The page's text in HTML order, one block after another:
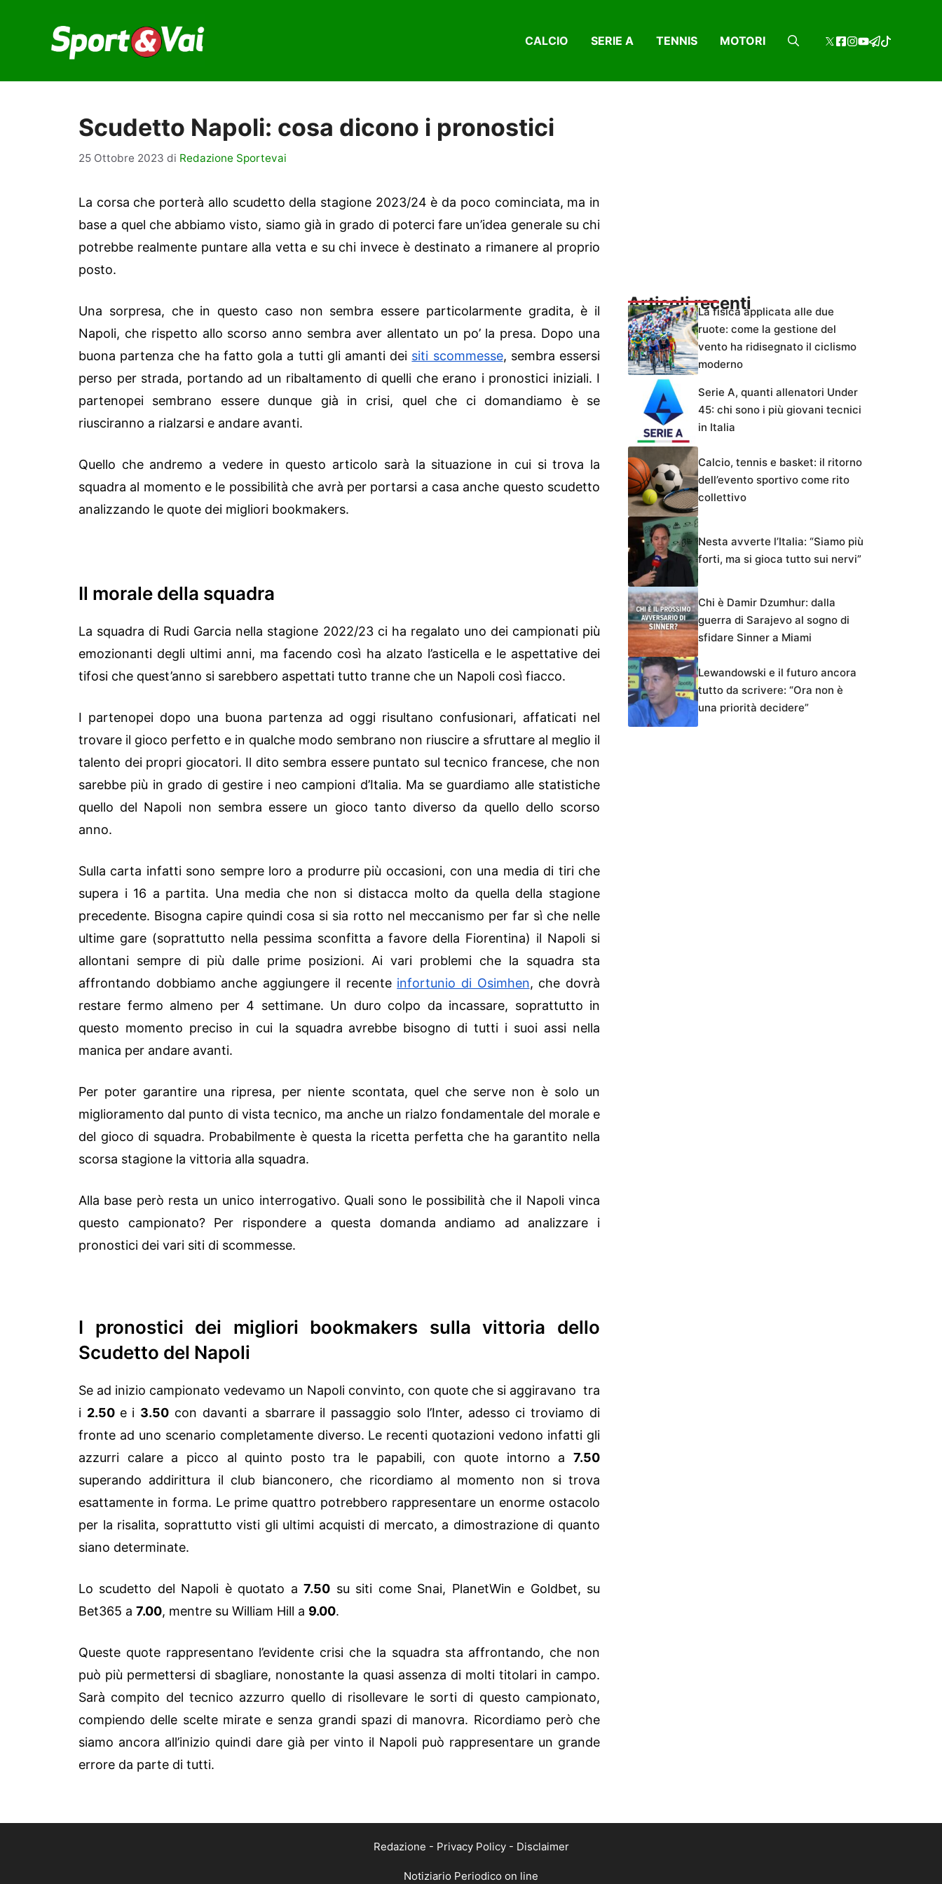
contenuto
CALCIO SERIE A TENNIS MOTORI
Scudetto Napoli: cosa dicono i pronostici
25 Ottobre 2023 di Redazione Sportevai
La corsa che porterà allo scudetto della stagione 2023/24 è da poco cominciata, ma in
base a quel che abbiamo visto, siamo già in grado di poterci fare un’idea generale su chi
potrebbe realmente puntare alla vetta e su chi invece è destinato a rimanere al proprio
posto.
Una sorpresa, che in questo caso non sembra essere particolarmente gradita, è il
Napoli, che rispetto allo scorso anno sembra aver allentato un po’ la presa. Dopo una
buona partenza che ha fatto gola a tutti gli amanti dei siti scommesse, sembra essersi
perso per strada, portando ad un ribaltamento di quelli che erano i pronostici iniziali. I
partenopei sembrano essere dunque già in crisi, quel che ci domandiamo è se
riusciranno a rialzarsi e andare avanti.
Quello che andremo a vedere in questo articolo sarà la situazione in cui si trova la
squadra al momento e le possibilità che avrà per portarsi a casa anche questo scudetto
analizzando le quote dei migliori bookmakers.
Il morale della squadra
La squadra di Rudi Garcia nella stagione 2022/23 ci ha regalato uno dei campionati più
emozionanti degli ultimi anni, ma facendo così ha alzato l’asticella e le aspettative dei
tifosi che quest’anno si sarebbero aspettati tutto tranne che un Napoli così fiacco.
I partenopei dopo una buona partenza ad oggi risultano confusionari, affaticati nel
trovare il gioco perfetto e in qualche modo sembrano non riuscire a sfruttare al meglio il
talento dei propri giocatori. Il dito sembra essere puntato sul tecnico francese, che non
sarebbe più in grado di gestire i neo campioni d’Italia. Ma se guardiamo alle statistiche
quello del Napoli non sembra essere un gioco tanto diverso da quello dello scorso
anno.
Sulla carta infatti sono sempre loro a produrre più occasioni, con una media di tiri che
supera i 16 a partita. Una media che non si distacca molto da quella della stagione
precedente. Bisogna capire quindi cosa si sia rotto nel meccanismo per far sì che nelle
ultime gare (soprattutto nella pessima sconfitta a favore della Fiorentina) il Napoli si
allontani sempre di più dalle prime posizioni. Ai vari problemi che la squadra sta
affrontando dobbiamo anche aggiungere il recente infortunio di Osimhen, che dovrà
restare fermo almeno per 4 settimane. Un duro colpo da incassare, soprattutto in
questo momento preciso in cui la squadra avrebbe bisogno di tutti i suoi assi nella
manica per andare avanti.
Per poter garantire una ripresa, per niente scontata, quel che serve non è solo un
miglioramento dal punto di vista tecnico, ma anche un rialzo fondamentale del morale e
del gioco di squadra. Probabilmente è questa la ricetta perfetta che ha garantito nella
scorsa stagione la vittoria alla squadra.
Alla base però resta un unico interrogativo. Quali sono le possibilità che il Napoli vinca
questo campionato? Per rispondere a questa domanda andiamo ad analizzare i
pronostici dei vari siti di scommesse.
I pronostici dei migliori bookmakers sulla vittoria dello
Scudetto del Napoli
Se ad inizio campionato vedevamo un Napoli convinto, con quote che si aggiravano tra
i 2.50 e i 3.50 con davanti a sbarrare il passaggio solo l’Inter, adesso ci troviamo di
fronte ad uno scenario completamente diverso. Le recenti quotazioni vedono infatti gli
azzurri calare a picco al quinto posto tra le papabili, con quote intorno a 7.50
superando addirittura il club bianconero, che ricordiamo al momento non si trova
esattamente in forma. Le prime quattro potrebbero rappresentare un enorme ostacolo
per la risalita, soprattutto visti gli ultimi acquisti di mercato, a dimostrazione di quanto
siano determinate.
Lo scudetto del Napoli è quotato a7.50 su siti come Snai, PlanetWin e Goldbet, su
Bet365 a 7.00, mentre su William Hill a 9.00.
Queste quote rappresentano l’evidente crisi che la squadra sta affrontando, che non
può più permettersi di sbagliare, nonostante la quasi assenza di molti titolari in campo.
Sarà compito del tecnico azzurro quello di risollevare le sorti di questo campionato,
compiendo delle scelte mirate e senza grandi spazi di manovra. Ricordiamo però che
siamo ancora all’inizio quindi dare già per vinto il Napoli può rappresentare un grande
errore da parte di tutti.
Articoli recentiLa fisica applicata alle due
ruote: come la gestione del
vento ha ridisegnato il ciclismo
moderno
Serie A, quanti allenatori Under
45: chi sono i più giovani tecnici
in Italia
Calcio, tennis e basket: il ritorno
dell’evento sportivo come rito
collettivo
Nesta avverte l’Italia: “Siamo più
forti, ma si gioca tutto sui nervi”
Chi è Damir Dzumhur: dalla
guerra di Sarajevo al sogno di
sfidare Sinner a Miami
Lewandowski e il futuro ancora
tutto da scrivere: “Ora non è
una priorità decidere”
Redazione - Privacy Policy- Disclaimer
Notiziario Periodico on line